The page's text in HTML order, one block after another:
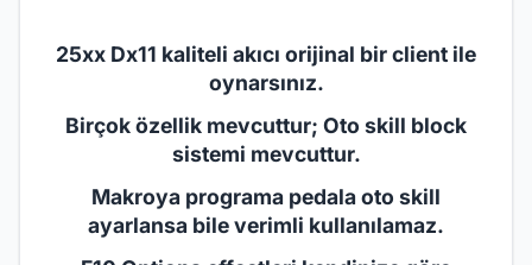
25xx Dx11 kaliteli akıcı orijinal bir client ile
oynarsınız.
Birçok özellik mevcuttur; Oto skill block
sistemi mevcuttur.
Makroya programa pedala oto skill
ayarlansa bile verimli kullanılamaz.